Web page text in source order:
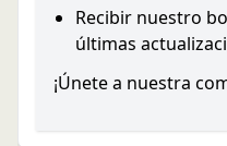
Recibir nuestro
últimas
¡Únete a nuestra